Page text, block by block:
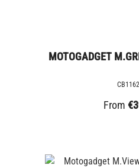
MOTOGADGET
From